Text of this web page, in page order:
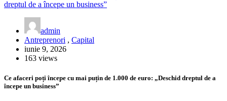
admin
Antreprenori , Capital
iunie 9, 2026
163 views
Ce afaceri poți începe cu mai puțin de 1.000 de euro: „Deschid dreptul de a
începe un business”